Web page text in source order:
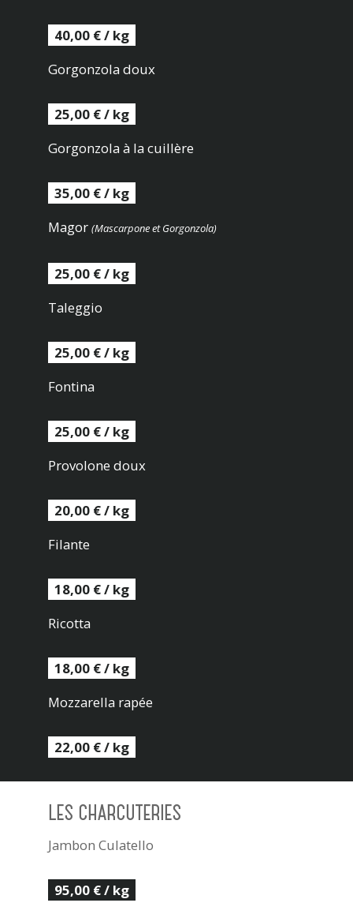
40,00 € / kg
Gorgonzola doux
25,00 € / kg
Gorgonzola à la cuillère
35,00 € / kg
Magor (Mascarpone et Gorgonzola)
25,00 € / kg
Taleggio
25,00 € / kg
Fontina
25,00 € / kg
Provolone doux
20,00 € / kg
Filante
18,00 € / kg
Ricotta
18,00 € / kg
Mozzarella rapée
22,00 € / kg
LES CHARCUTERIES
Jambon Culatello
95,00 € / kg